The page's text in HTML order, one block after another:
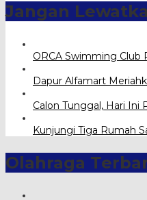
Jangan
ORCA Swimming Club
Dapur Alfamart
Calon Tunggal, Hari
Kunjungi Tiga Rumah
Olahraga